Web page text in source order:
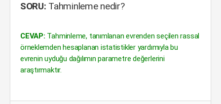
SORU: Tahminleme nedir?
CEVAP: Tahminleme, tanımlanan evrenden seçilen rassal
örneklemden hesaplanan istatistikler yardımıyla bu
evrenin uyduğu dağılımın parametre değerlerini
araştırmaktır.